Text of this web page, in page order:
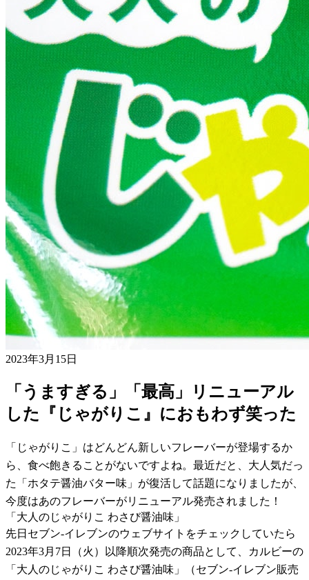
2023年3月15日
「うますぎる」「最高」リニューアル
した『じゃがりこ』におもわず笑った
「じゃがりこ」はどんどん新しいフレーバーが登場するか
ら、食べ飽きることがないですよね。最近だと、大人気だっ
た「ホタテ醤油バター味」が復活して話題になりましたが、
今度はあのフレーバーがリニューアル発売されました！
「大人のじゃがりこ わさび醤油味」
先日セブン-イレブンのウェブサイトをチェックしていたら
2023年3月7日（火）以降順次発売の商品として、カルビーの
「大人のじゃがりこ わさび醤油味」（セブン-イレブン販売